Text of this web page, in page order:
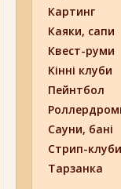
Картинг
Каяки, сапи
Квест-руми
Кінні клуби
Пейнтбол
Сауни, бані
Стрип-клуби
Тарзанка